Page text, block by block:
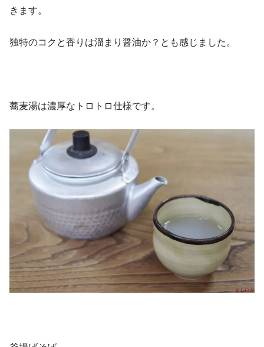
きます。
独特のコクと香りは溜まり醤油か？とも感じました。
蕎麦湯は濃厚なトロトロ仕様です。